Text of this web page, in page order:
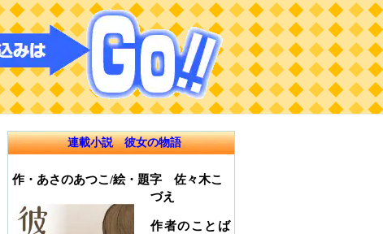
連載小説 彼女の物語
作・あさのあつこ/絵・題字 佐々木こ
づえ
作者のことば